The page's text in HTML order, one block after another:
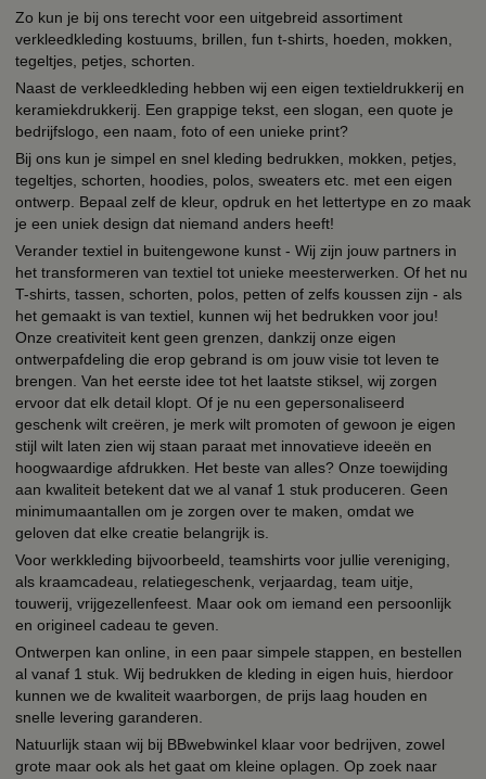
Zo kun je bij ons terecht voor een uitgebreid assortiment
verkleedkleding kostuums, brillen, fun t-shirts, hoeden, mokken,
tegeltjes, petjes, schorten.
Naast de verkleedkleding hebben wij een eigen textieldrukkerij en
keramiekdrukkerij. Een grappige tekst, een slogan, een quote je
bedrijfslogo, een naam, foto of een unieke print?
Bij ons kun je simpel en snel kleding bedrukken, mokken, petjes,
tegeltjes, schorten, hoodies, polos, sweaters etc. met een eigen
ontwerp. Bepaal zelf de kleur, opdruk en het lettertype en zo maak
je een uniek design dat niemand anders heeft!
Verander textiel in buitengewone kunst - Wij zijn jouw partners in
het transformeren van textiel tot unieke meesterwerken. Of het nu
T-shirts, tassen, schorten, polos, petten of zelfs koussen zijn - als
het gemaakt is van textiel, kunnen wij het bedrukken voor jou!
Onze creativiteit kent geen grenzen, dankzij onze eigen
ontwerpafdeling die erop gebrand is om jouw visie tot leven te
brengen. Van het eerste idee tot het laatste stiksel, wij zorgen
ervoor dat elk detail klopt. Of je nu een gepersonaliseerd
geschenk wilt creëren, je merk wilt promoten of gewoon je eigen
stijl wilt laten zien wij staan paraat met innovatieve ideeën en
hoogwaardige afdrukken. Het beste van alles? Onze toewijding
aan kwaliteit betekent dat we al vanaf 1 stuk produceren. Geen
minimumaantallen om je zorgen over te maken, omdat we
geloven dat elke creatie belangrijk is.
Voor werkkleding bijvoorbeeld, teamshirts voor jullie vereniging,
als kraamcadeau, relatiegeschenk, verjaardag, team uitje,
touwerij, vrijgezellenfeest. Maar ook om iemand een persoonlijk
en origineel cadeau te geven.
Ontwerpen kan online, in een paar simpele stappen, en bestellen
al vanaf 1 stuk. Wij bedrukken de kleding in eigen huis, hierdoor
kunnen we de kwaliteit waarborgen, de prijs laag houden en
snelle levering garanderen.
Natuurlijk staan wij bij BBwebwinkel klaar voor bedrijven, zowel
grote maar ook als het gaat om kleine oplagen. Op zoek naar